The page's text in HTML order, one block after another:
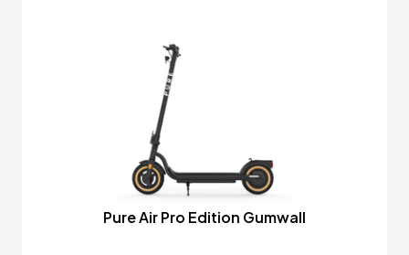
Pure Air Pro Edition Gumwall